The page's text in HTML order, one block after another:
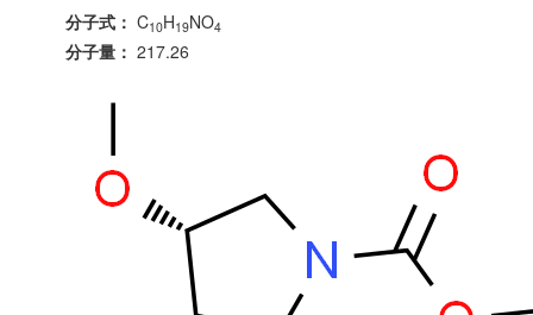
分子式： C10H19NO4
分子量： 217.26